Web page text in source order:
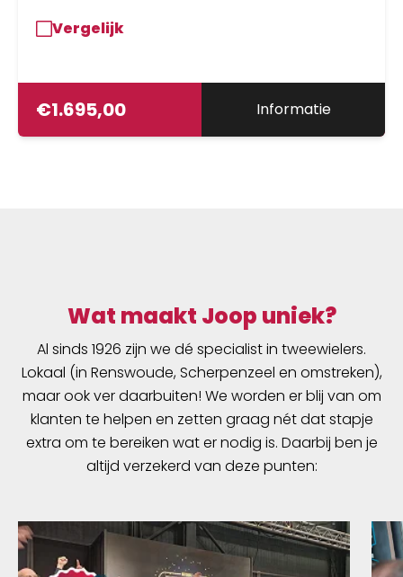
Vergelijk
€1.695,00 Informatie
Wat maakt Joop uniek?
Al sinds 1926 zijn we dé specialist in tweewielers.
Lokaal (in Renswoude, Scherpenzeel en omstreken),
maar ook ver daarbuiten! We worden er blij van om
klanten te helpen en zetten graag nét dat stapje
extra om te bereiken wat er nodig is. Daarbij ben je
altijd verzekerd van deze punten: